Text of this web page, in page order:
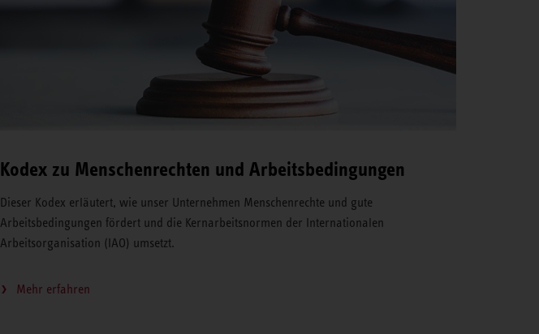
Kodex zu Menschenrechten und Arbeitsbedingungen
Dieser Kodex erläutert, wie unser Unternehmen Menschenrechte und gute
Arbeitsbedingungen fördert und die Kernarbeitsnormen der Internationalen
Arbeitsorganisation (IAO) umsetzt.
Mehr erfahren